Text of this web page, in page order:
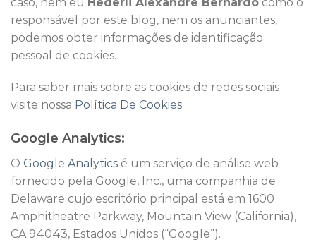
responsável por este blog, nem os anunciantes,
podemos obter informações de identificação
pessoal de cookies.
Para saber mais sobre as cookies de redes sociais
visite nossa Política De Cookies.
Google Analytics:
O Google Analytics é um serviço de análise web
fornecido pela Google, Inc., uma companhia de
Delaware cujo escritório principal está em 1600
Amphitheatre Parkway, Mountain View (California),
CA 94043, Estados Unidos (“Google”).